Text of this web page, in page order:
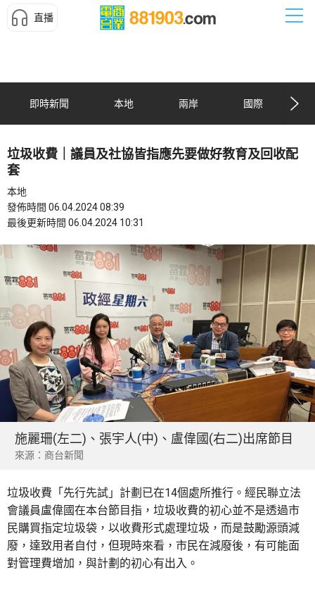
直播
即時新聞 本地 兩岸 國際
垃圾收費｜議員及社協皆指應先要做好教育及回收配
套
本地
發佈時間 06.04.2024 08:39
最後更新時間 06.04.2024 10:31
施麗珊(左二)、張宇人(中)、盧偉國(右二)出席節目
來源：商台新聞
垃圾收費「先行先試」計劃已在14個處所推行。經民聯立法
會議員盧偉國在本台節目指，垃圾收費的初心並不是透過市
民購買指定垃圾袋，以收費形式處理垃圾，而是鼓勵源頭減
廢，達致用者自付，但現時來看，市民在減廢後，有可能面
對管理費增加，與計劃的初心有出入。